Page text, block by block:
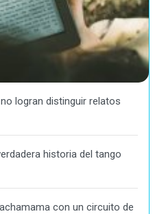
logran distinguir relatos
historia del tango
con un circuito de